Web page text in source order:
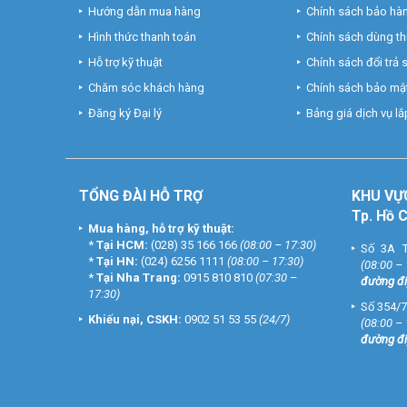
Hướng dẫn mua hàng
Hình thức thanh toán
Hỗ trợ kỹ thuật
Chăm sóc khách hàng
Đăng ký Đại lý
Chính sách bảo
Chính sách dùng
Chính sách đổi trả
Chính sách bảo
Bảng giá dịch vụ
TỔNG ĐÀI HỖ TRỢ
Mua hàng, hỗ trợ kỹ thuật:
* Tại HCM: (028) 35 166 166 (08:00 – 17:30)
* Tại HN: (024) 6256 1111 (08:00 – 17:30)
* Tại Nha Trang: 0915 810 810 (07:30 –
17:30)
Khiếu nại, CSKH: 0902 51 53 55 (24/7)
KHU
Tp. Hồ
Số 3A
(08:00 –
đường đi
Số 354/
(08:00 –
đường đi